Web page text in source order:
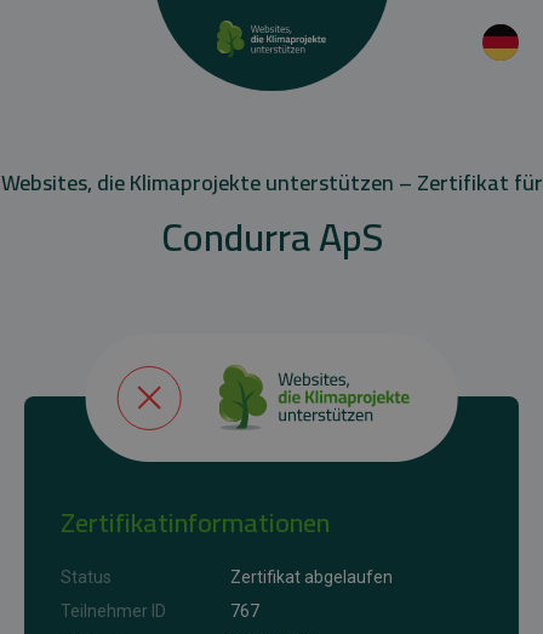
Websites, die Klimaprojekte unterstützen – Zertifikat für
Condurra ApS
Zertifikatinformationen
Status
Zertifikat abgelaufen
Teilnehmer ID
767